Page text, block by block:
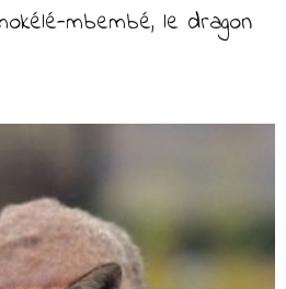
mbembé, le dragon